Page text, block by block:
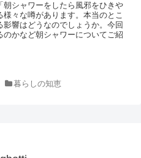
朝シャワーをしたら風邪をひきや
々な噂があります。本当のとこ
響はどうなのでしょうか。今回
かなど朝シャワーについてご紹
暮らしの知恵